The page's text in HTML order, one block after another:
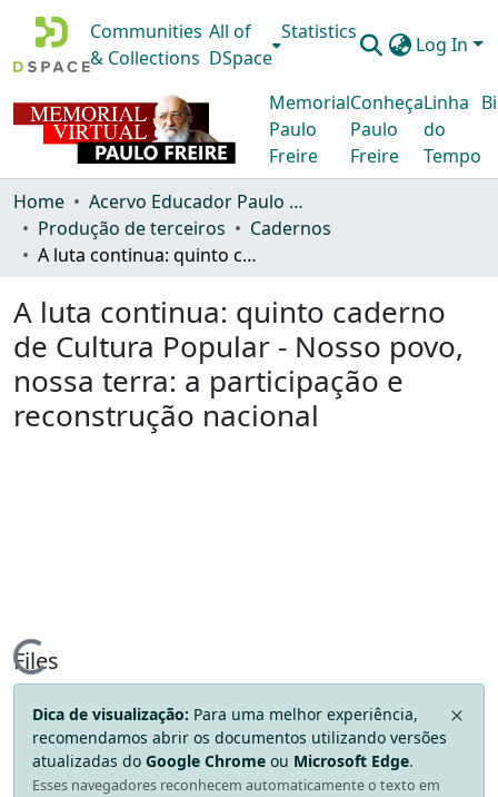
Communities
& Collections
All of
DSpace
Statistics
Log In
Memorial
Paulo
Freire
Conheça
Paulo
Freire
Linha
do
Tempo
Home
Acervo Educador Paulo Freire
Produção de terceiros
Cadernos
A luta continua: quinto caderno de Cultura Popular - Nosso povo, nossa terra: a participação e reconstrução nacional
A luta continua: quinto caderno
de Cultura Popular - Nosso povo,
nossa terra: a participação e
reconstrução nacional
Loading...
Files
Dica de visualização: Para uma melhor experiência,
recomendamos abrir os documentos utilizando versões
atualizadas do Google Chrome ou Microsoft Edge.
Esses navegadores reconhecem automaticamente o texto em